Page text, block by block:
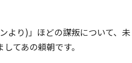
より)」ほどの謀叛について、未
てあの頼朝です。